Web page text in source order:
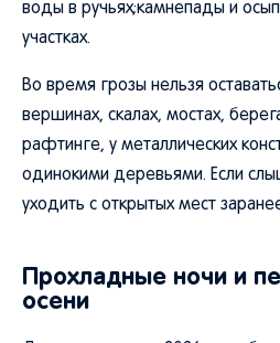
воды в ручьях;камнепады и
участках.
Во время грозы нельзя
вершинах, скалах, мостах,
рафтинге, у металлических
одинокими деревьями. Если
уходить с открытых мест
Прохладные ночи и
осени